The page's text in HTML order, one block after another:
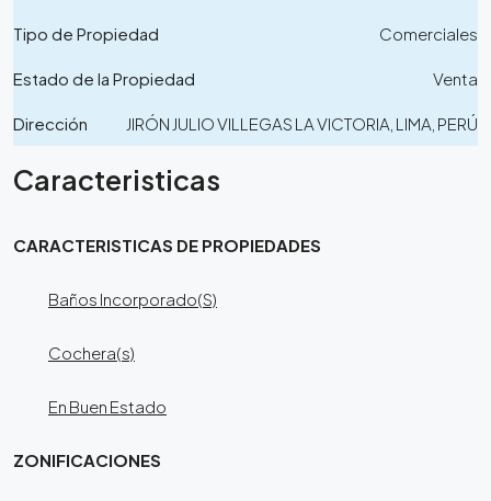
Tipo de Propiedad Comerciales
Estado de la Propiedad Venta
Dirección JIRÓN JULIO VILLEGAS LA VICTORIA, LIMA, PERÚ
Caracteristicas
CARACTERISTICAS DE PROPIEDADES
Baños Incorporado(S)
Cochera(s)
En Buen Estado
ZONIFICACIONES